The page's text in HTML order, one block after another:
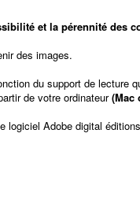
et la pérennité des
des images.
du support de lecture
de votre ordinateur(Mac
logiciel Adobe digital éditions